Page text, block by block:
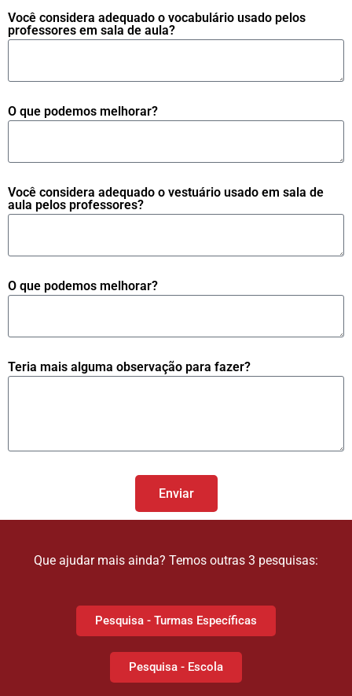
Você considera adequado o vocabulário usado pelos
professores em sala de aula?
O que podemos melhorar?
Você considera adequado o vestuário usado em sala de
aula pelos professores?
O que podemos melhorar?
Teria mais alguma observação para fazer?
Enviar
Que ajudar mais ainda? Temos outras 3 pesquisas:
Pesquisa - Turmas Específicas
Pesquisa - Escola